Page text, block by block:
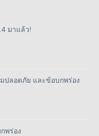
มาแล้ว!
ปลอดภัย และข้อบกพร่อง
พร่อง